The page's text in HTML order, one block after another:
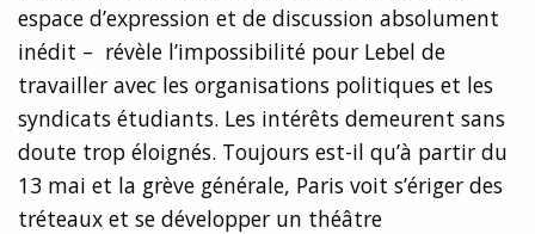
espace d’expression et de discussion absolument
inédit – révèle l’impossibilité pour Lebel de
travailler avec les organisations politiques et les
syndicats étudiants. Les intérêts demeurent sans
doute trop éloignés. Toujours est-il qu’à partir du
13 mai et la grève générale, Paris voit s’ériger des
tréteaux et se développer un théâtre